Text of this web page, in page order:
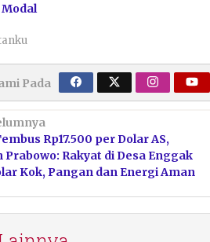
Pada
Rp17.500 per Dolar AS,
Prabowo: Rakyat di Desa Enggak
Kok, Pangan dan Energi Aman